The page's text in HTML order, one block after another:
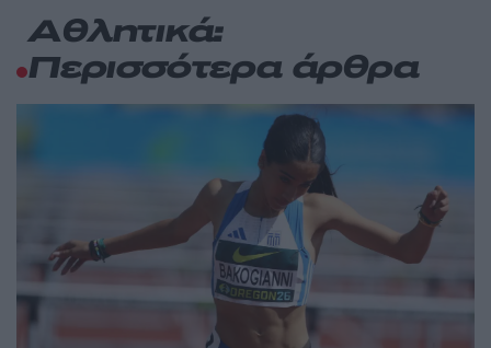
Αθλητικά:
Περισσότερα άρθρα